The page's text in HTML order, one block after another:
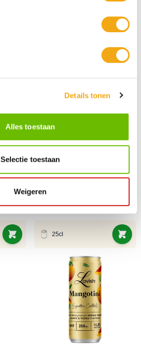
Details tonen
Alles toestaan
Selectie toestaan
Weigeren
GiG Hard Lemonade Orange blik
25cl